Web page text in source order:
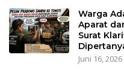
Warga
Aparat
Surat
Juni 16, 2026